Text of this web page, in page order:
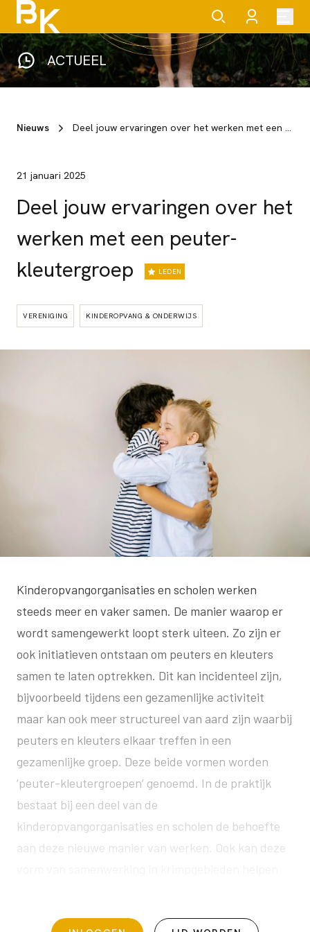
ACTUEEL
Nieuws Deel jouw ervaringen over het werken met een peuter-kleutergroep
21 januari 2025
Deel jouw ervaringen over het
werken met een peuter-
kleutergroep
LEDEN
VERENIGING KINDEROPVANG & ONDERWIJS
Kinderopvangorganisaties en scholen werken
steeds meer en vaker samen. De manier waarop er
wordt samengewerkt loopt sterk uiteen. Zo zijn er
ook initiatieven ontstaan om peuters en kleuters
samen te laten optrekken. Dit kan incidenteel zijn,
bijvoorbeeld tijdens een gezamenlijke activiteit
maar kan ook meer structureel van aard zijn waarbij
peuters en kleuters elkaar treffen in een
gezamenlijke groep. Deze beide vormen worden
‘peuter-kleutergroepen’ genoemd. In de praktijk
bestaat bij een deel van de
kinderopvangorganisaties en scholen de behoefte
aan deze nieuwe manier van werken. Ook kan deze